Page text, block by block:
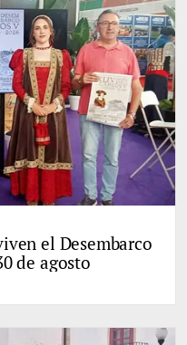
el Desembarco
de agosto